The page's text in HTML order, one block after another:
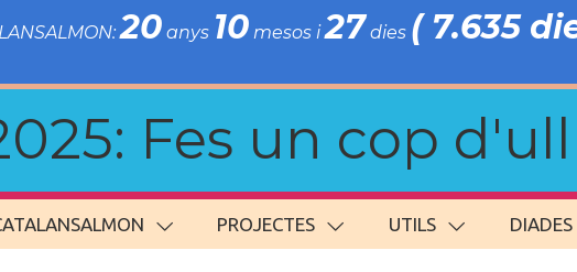
20 anys 10 mesos i27 dies ( 7.635
Fes un cop
PROJECTES UTILS DIADES